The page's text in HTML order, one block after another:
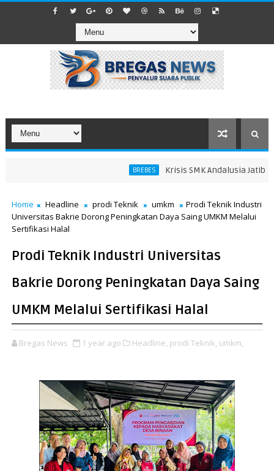
BREBES Krisis SMK Andalusia
Home Headline prodi Teknik umkm
Prodi Teknik Industri
Universitas Bakrie Dorong Peningkatan Daya Saing UMKM Melalui
Sertifikasi Halal
Prodi Teknik Industri Universitas
Bakrie Dorong Peningkatan Daya Saing
UMKM Melalui Sertifikasi Halal
Bregas News 1 year ago Headline, prodi Teknik, umkm,